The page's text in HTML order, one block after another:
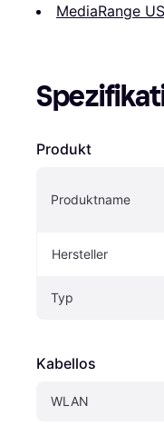
MediaRange
Produkt
Produktname
Hersteller
Typ
Kabellos
WLAN